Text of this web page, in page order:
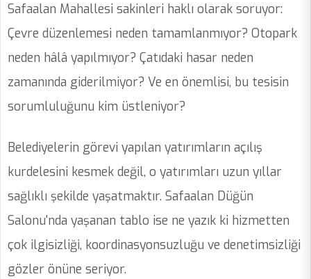
Safaalan Mahallesi sakinleri haklı olarak soruyor:
Çevre düzenlemesi neden tamamlanmıyor? Otopark
neden hâlâ yapılmıyor? Çatıdaki hasar neden
zamanında giderilmiyor? Ve en önemlisi, bu tesisin
sorumluluğunu kim üstleniyor?
Belediyelerin görevi yapılan yatırımların açılış
kurdelesini kesmek değil, o yatırımları uzun yıllar
sağlıklı şekilde yaşatmaktır. Safaalan Düğün
Salonu'nda yaşanan tablo ise ne yazık ki hizmetten
çok ilgisizliği, koordinasyonsuzluğu ve denetimsizliği
gözler önüne seriyor.